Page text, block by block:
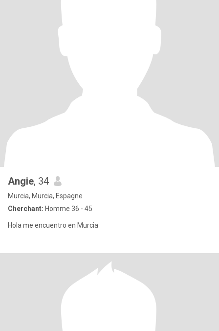
Angie, 34
Murcia, Murcia, Espagne
Cherchant: Homme 36 - 45
Hola me encuentro en Murcia